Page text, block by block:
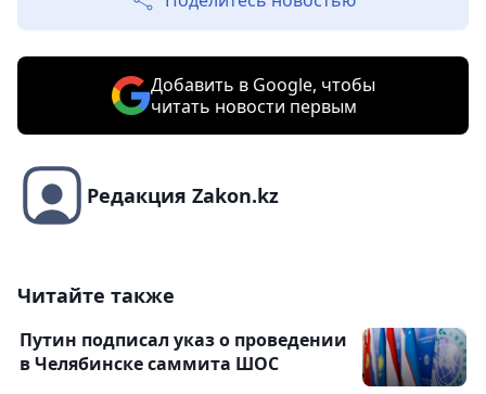
Добавить в Google, чтобы
читать новости первым
Редакция Zakon.kz
Читайте также
Путин подписал указ о проведении
в Челябинске саммита ШОС